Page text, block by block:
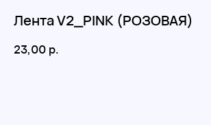
Лента V2_PINK (РОЗОВАЯ)
23,00 р.